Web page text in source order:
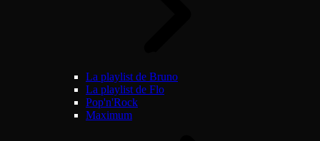
La playlist de Bruno
La playlist de Flo
Pop'n'Rock
Maximum